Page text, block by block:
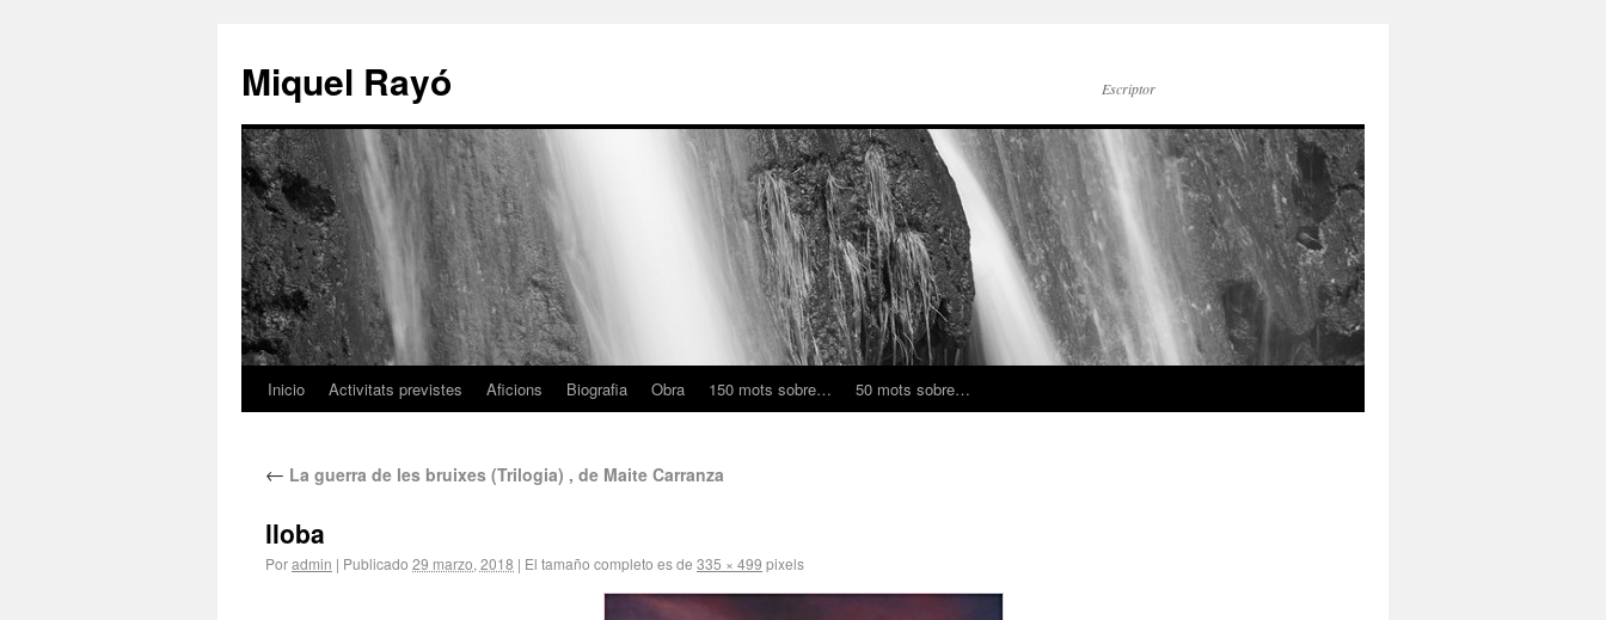
Miquel Rayó Escriptor
Inicio Activitats previstes Aficions Biografia Obra 150 mots sobre… 50 mots sobre…
← La guerra de les bruixes (Trilogia) , de Maite Carranza
lloba
Poradmin | Publicado 29 marzo, 2018 | El tamaño completo es de 335 × 499 pixels